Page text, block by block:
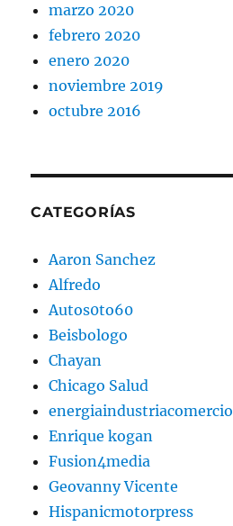
marzo 2020
febrero 2020
enero 2020
noviembre 2019
octubre 2016
CATEGORÍAS
Aaron Sanchez
Alfredo
Autos0to60
Beisbologo
Chayan
Chicago Salud
energiaindustriacomercio
Enrique kogan
Fusion4media
Geovanny Vicente
Hispanicmotorpress